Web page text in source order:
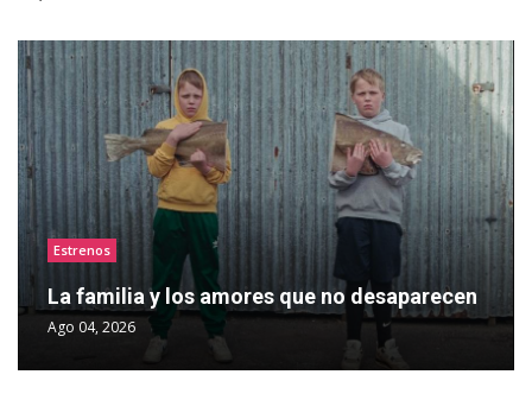
Estrenos
La familia y los amores que no desaparecen
Ago 04, 2026